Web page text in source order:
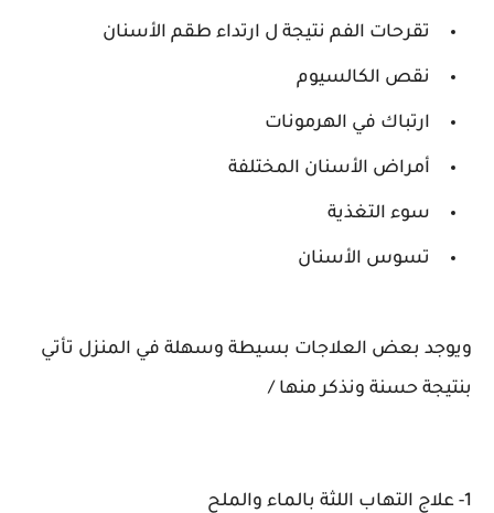
تقرحات الفم نتيجة ل ارتداء طقم الأسنان
نقص الكالسيوم
ارتباك في الهرمونات
أمراض الأسنان المختلفة
سوء التغذية
تسوس الأسنان
ويوجد بعض العلاجات بسيطة وسهلة في المنزل تأتي
بنتيجة حسنة ونذكر منها /
1- علاج التهاب اللثة بالماء والملح